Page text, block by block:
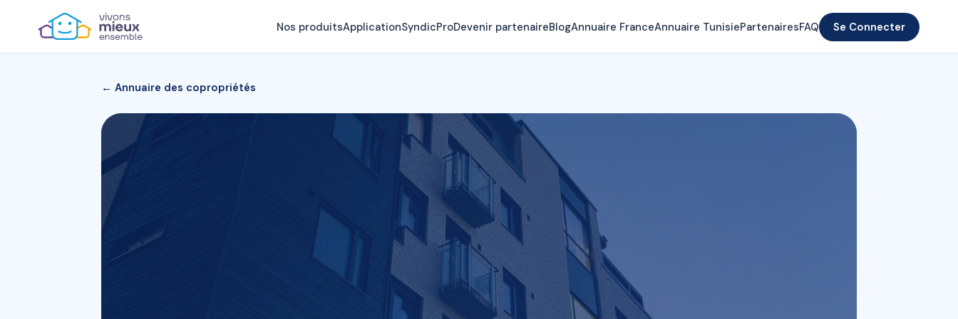
Nos produitsApplicationSyndicProDevenir partenaireBlogAnnuaire FranceAnnuaire TunisiePartenairesFAQ Se Connecter
← Annuaire des copropriétés